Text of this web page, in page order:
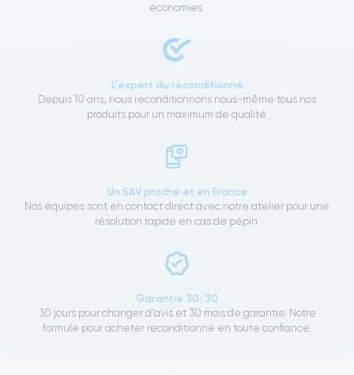
économies.
L'expert du reconditionné
Depuis 10 ans, nous reconditionnons nous-même tous nos
produits pour un maximum de qualité.
Un SAV proche et en France
Nos équipes sont en contact direct avec notre atelier pour une
résolution rapide en cas de pépin.
Garantie 30/30
30 jours pour changer d'avis et 30 mois de garantie. Notre
formule pour acheter reconditionné en toute confiance.